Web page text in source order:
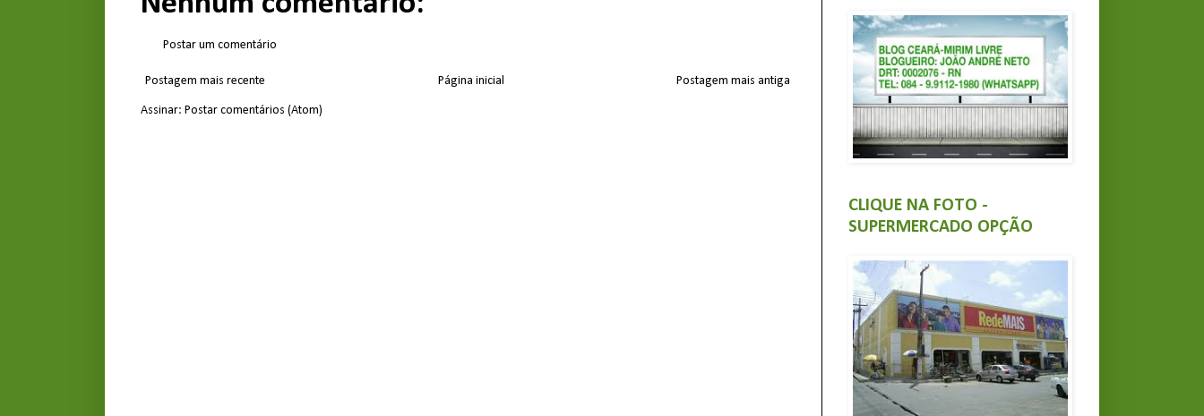
Postar um comentário
Postagem mais recente Postagem mais antiga
Página inicial
Assinar: Postar comentários (Atom)
CLIQUE NA FOTO -
SUPERMERCADO OPÇÃO